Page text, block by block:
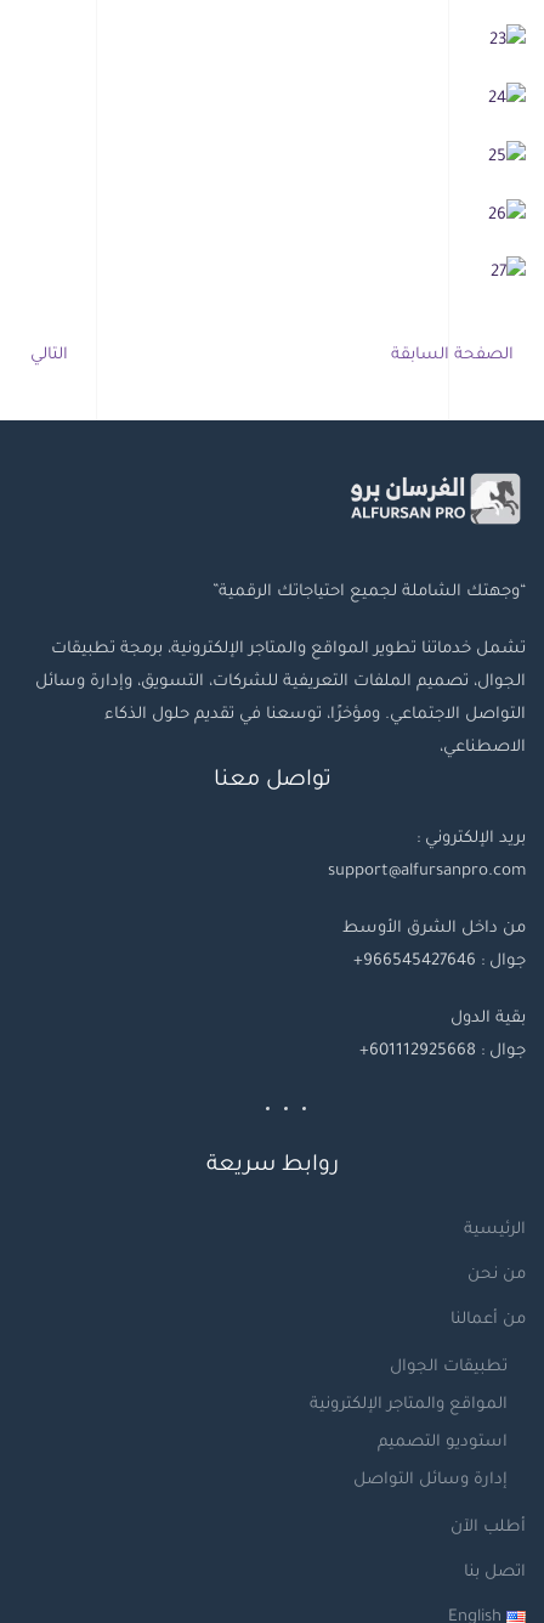
الصفحة السابقة التالي
“وجهتك الشاملة لجميع احتياجاتك الرقمية”
تشمل خدماتنا تطوير المواقع والمتاجر الإلكترونية، برمجة تطبيقات
الجوال، تصميم الملفات التعريفية للشركات، التسويق، وإدارة وسائل
التواصل الاجتماعي. ومؤخرًا، توسعنا في تقديم حلول الذكاء
الاصطناعي،
تواصل معنا
بريد الإلكتروني :
support@alfursanpro.com
من داخل الشرق الأوسط
جوال : 966545427646+
بقية الدول
جوال : 601112925668+
روابط سريعة
الرئيسية
من نحن
من أعمالنا
تطبيقات الجوال
المواقع والمتاجر الإلكترونية
استوديو التصميم
إدارة وسائل التواصل
أطلب الآن
اتصل بنا
English